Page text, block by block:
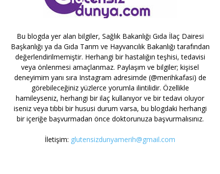
Bu blogda yer alan bilgiler, Sağlık Bakanlığı Gıda İlaç Dairesi
Başkanlığı ya da Gıda Tarım ve Hayvancılık Bakanlığı tarafından
değerlendirilmemiştir. Herhangi bir hastalığın teşhisi, tedavisi
veya önlenmesi amaçlanmaz. Paylaşım ve bilgiler; kişisel
deneyimim yanı sıra Instagram adresimde (@merihkafasi) de
görebileceğiniz yüzlerce yorumla ilintilidir. Özellikle
hamileyseniz, herhangi bir ilaç kullanıyor ve bir tedavi oluyor
iseniz veya tıbbi bir hususi durum varsa, bu blogdaki herhangi
bir içeriğe başvurmadan önce doktorunuza başvurmalısınız.
İletişim: glutensizdunyamerih@gmail.com